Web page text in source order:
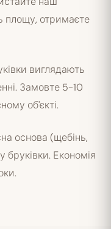
площу, отримаєте
виглядають
Замовте 5-10
об'єкті.
основа (щебінь,
бруківки. Економія